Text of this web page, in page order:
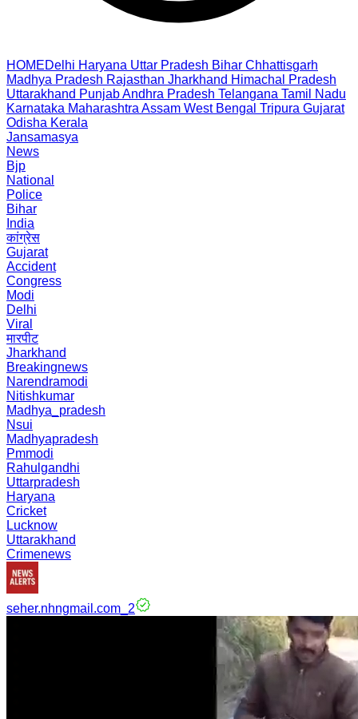
HOMEDelhi Haryana Uttar Pradesh Bihar Chhattisgarh
Madhya Pradesh Rajasthan Jharkhand Himachal Pradesh
Uttarakhand PunjabAndhra Pradesh Telangana Tamil Nadu
Karnataka Maharashtra Assam West Bengal Tripura Gujarat
Odisha Kerala
Jansamasya
News
Bjp
National
Police
Bihar
India
कांग्रेस
Gujarat
Accident
Congress
Modi
Delhi
Viral
मारपीट
Jharkhand
Breakingnews
Narendramodi
Nitishkumar
Madhya_pradesh
Nsui
Madhyapradesh
Pmmodi
Rahulgandhi
Uttarpradesh
Haryana
Cricket
Lucknow
Uttarakhand
Crimenews
seher.nhngmail.com_2